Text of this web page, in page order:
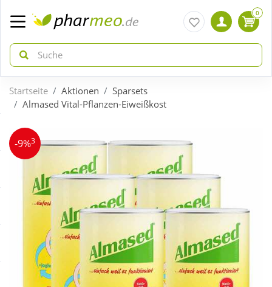
zurück
ÜBERSICHT AKTIONEN
Aktuelle Coupons
Gratis dazu
Neuheiten
zurück
ÜBERSICHT KATEGORIEN
Arzneimittel
Bio & Genuss
Diabetes
Körperpflege & Kosmetik
0
Startseite Aktionen
Sparsets
Almased Vital-Pflanzen-Eiweißkost
-9%3